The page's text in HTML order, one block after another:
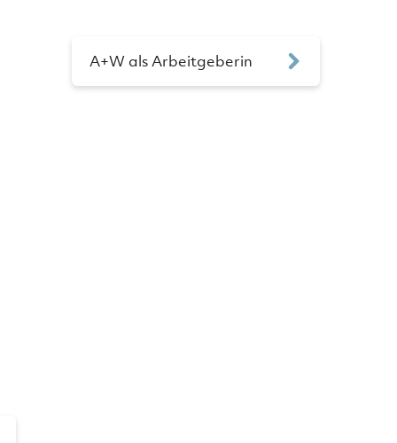
A+W als Arbeitgeberin